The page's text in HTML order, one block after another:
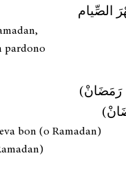
الصِّيام
pardono
رَمَضَانْ)
bon (o Ramadan)